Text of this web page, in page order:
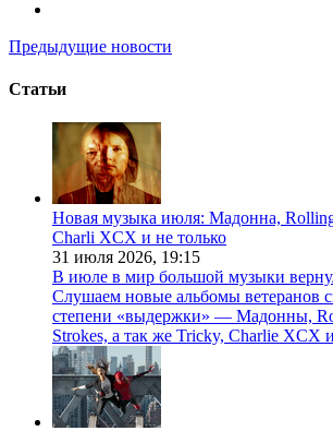
Предыдущие новости
Статьи
Новая музыка июля: Мадонна,
Charli XCX и не только
31 июля 2026, 19:15
В июле в мир большой музыки
Слушаем новые альбомы ветеранов
степени «выдержки» — Мадонны,
Strokes, а так же Tricky, Charlie XCX